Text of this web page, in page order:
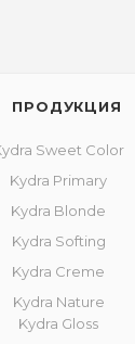
ПРОДУКЦИЯ
Sweet Color
Kydra Primary
Kydra Blonde
Kydra Softing
Kydra Creme
Kydra Nature
Kydra Gloss